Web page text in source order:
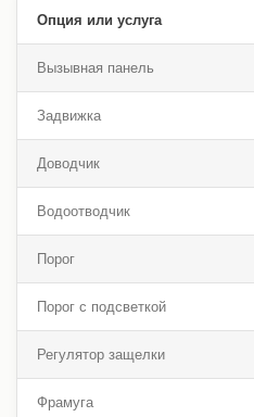
Опция или услуга
Вызывная панель
Задвижка
Доводчик
Водоотводчик
Порог
Порог с подсветкой
Регулятор защелки
Фрамуга